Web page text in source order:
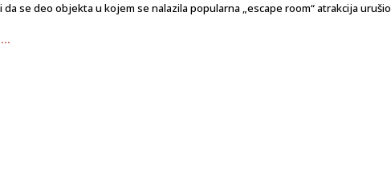
se deo objekta u kojem se nalazila popularna „escape room“ atrakcija urušio